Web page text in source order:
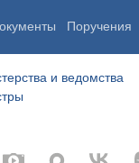
Поручения
и ведомства